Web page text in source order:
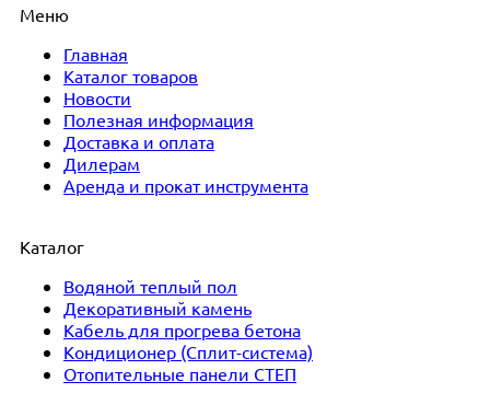
Меню
Главная
Каталог товаров
Новости
Полезная информация
Доставка и оплата
Дилерам
Аренда и прокат инструмента
Каталог
Водяной теплый пол
Декоративный камень
Кабель для прогрева бетона
Кондиционер (Сплит-система)
Отопительные панели СТЕП